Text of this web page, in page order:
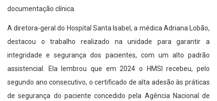
documentação clínica.
A diretora-geral do Hospital Santa Isabel, a médica Adriana Lobão,
destacou o trabalho realizado na unidade para garantir a
integridade e segurança dos pacientes, com um alto padrão
assistencial. Ela lembrou que em 2024 o HMSI recebeu, pelo
segundo ano consecutivo, o certificado de alta adesão às práticas
de segurança do paciente concedido pela Agência Nacional de